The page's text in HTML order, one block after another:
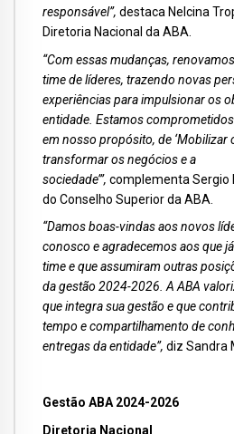
responsável”, destaca Nelcina
Diretoria Nacional da ABA.
“Com essas mudanças,
time de líderes, trazendo novas
experiências para impulsionar os
entidade. Estamos
em nosso propósito, de ‘Mobilizar
transformar os negócios e a
sociedade’”, complementa Sergio
do Conselho Superior da ABA.
“Damos boas-vindas aos novos
conosco e agradecemos aos que
time e que assumiram outras
da gestão 2024-2026. A ABA
que integra sua gestão e que
tempo e compartilhamento de
entregas da entidade”, diz Sandra
Gestão ABA 2024-2026
Diretoria Nacional